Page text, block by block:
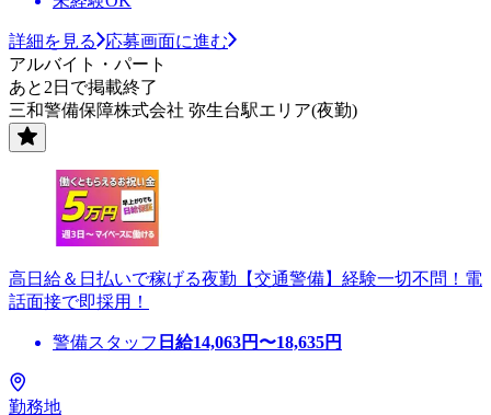
詳細を見る
応募画面に進む
アルバイト・パート
あと2日で掲載終了
三和警備保障株式会社 弥生台駅エリア(夜勤)
高日給＆日払いで稼げる夜勤【交通警備】経験一切不問！電
話面接で即採用！
警備スタッフ 日給14,063円〜18,635円
勤務地